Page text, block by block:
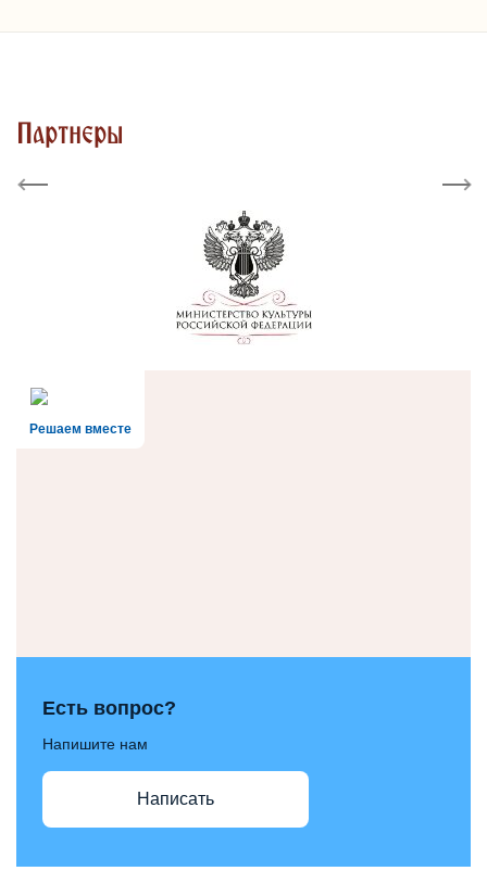
Партнеры
Previous Next
Решаем вместе
Есть вопрос?
Напишите нам
Написать